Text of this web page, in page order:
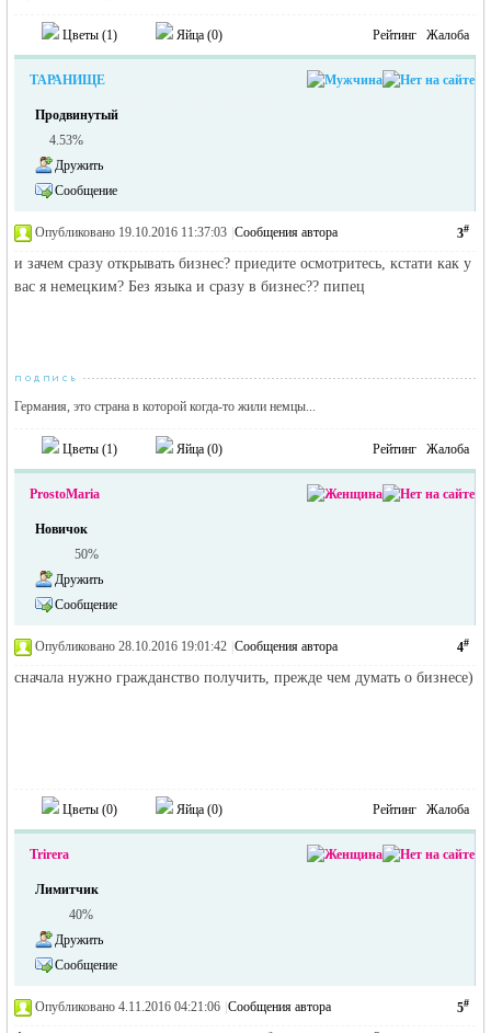
Цветы (1) Яйца (0) Рейтинг Жалоба
ТАРАНИЩЕ
Продвинутый
4.53%
Дружить
Сообщение
3#
Опубликовано 19.10.2016 11:37:03 Сообщения автора
и зачем сразу открывать бизнес? приедите осмотритесь, кстати как у
вас я немецким? Без языка и сразу в бизнес?? пипец
Германия, это страна в которой когда-то жили немцы...
Цветы (1) Яйца (0) Рейтинг Жалоба
ProstoMaria
Новичок
50%
Дружить
Сообщение
4#
Опубликовано 28.10.2016 19:01:42 Сообщения автора
сначала нужно гражданство получить, прежде чем думать о бизнесе)
Цветы (0) Яйца (0) Рейтинг Жалоба
Trirera
Лимитчик
40%
Дружить
Сообщение
5#
Опубликовано 4.11.2016 04:21:06 Сообщения автора